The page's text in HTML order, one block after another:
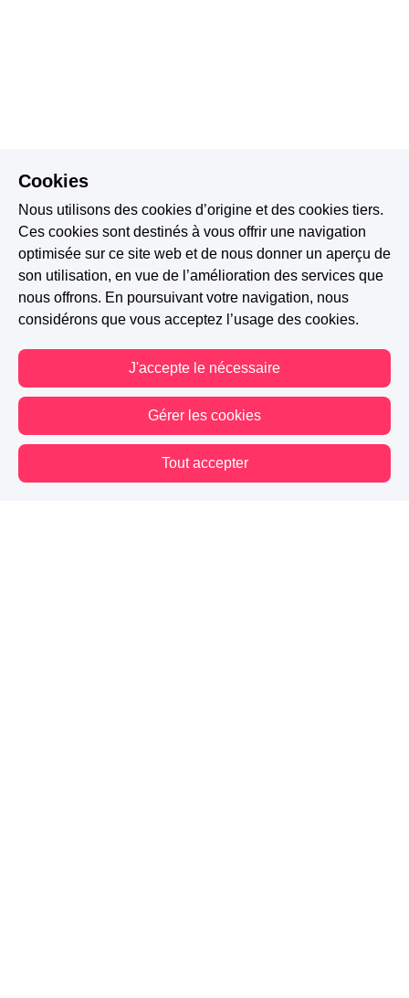
Cookies
Nous utilisons des cookies d’origine et des cookies tiers.
Ces cookies sont destinés à vous offrir une navigation
optimisée sur ce site web et de nous donner un aperçu de
son utilisation, en vue de l’amélioration des services que
nous offrons. En poursuivant votre navigation, nous
considérons que vous acceptez l’usage des cookies.
J'accepte le nécessaire
Gérer les cookies
Tout accepter